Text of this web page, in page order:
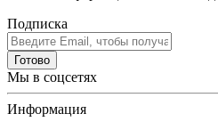
Подписка
Готово
Мы в соцсетях
Информация